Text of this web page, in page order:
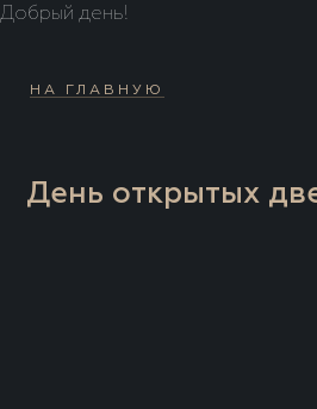
Добрый день!
НА ГЛАВНУЮ
День открытых